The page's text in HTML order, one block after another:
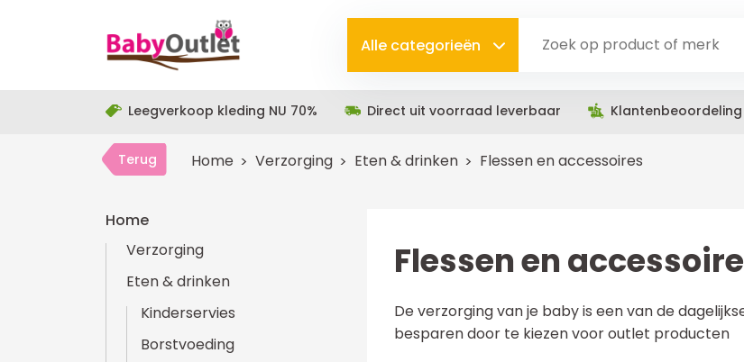
Alle categorieën
Leegverkoop kleding NU 70% Direct uit voorraad leverbaar Klantenbeoordeling
Terug Home Verzorging Eten & drinken Flessen en accessoires
Home
Verzorging
Eten & drinken
Kinderservies
Borstvoeding
Flessen en
De verzorging van je baby is een van de
besparen door te kiezen voor outlet producten